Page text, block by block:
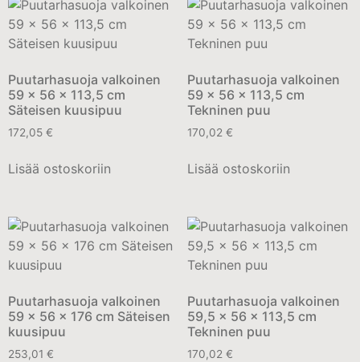
Puutarhasuoja valkoinen
59 x 56 x 113,5 cm
Säteisen kuusipuu
172,05 €
Lisää ostoskoriin
Puutarhasuoja valkoinen
59 x 56 x 113,5 cm
Tekninen puu
170,02 €
Lisää ostoskoriin
Puutarhasuoja valkoinen
59 x 56 x 176 cm Säteisen
kuusipuu
253,01 €
Puutarhasuoja valkoinen
59,5 x 56 x 113,5 cm
Tekninen puu
170,02 €